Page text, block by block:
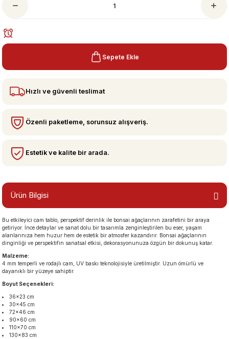
Manzaraları
Sepete Ekle
Hızlı ve güvenli teslimat
Özenli paketleme, sorunsuz alışveriş.
Estetik ve kalite bir arada.
Ürün Bilgisi
Bu etkileyici cam tablo, perspektif derinlik ile bonsai ağaçlarının zarafetini bir araya
getiriyor. İnce detaylar ve sanat dolu bir tasarımla zenginleştirilen bu eser, yaşam
alanlarınıza hem huzur hem de estetik bir atmosfer kazandırır. Bonsai ağaçlarının
dinginliği ve perspektifin sanatsal etkisi, dekorasyonunuza özgün bir dokunuş katar.
Malzeme:
4 mm temperli ve rodajlı cam, UV baskı teknolojisiyle üretilmiştir. Uzun ömürlü ve
dayanıklı bir yüzeye sahiptir.
Boyut Seçenekleri:
36×23 cm
30×45 cm
72×46 cm
90×60 cm
110×70 cm
130×83 cm